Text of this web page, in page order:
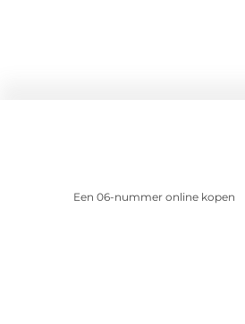
Een 06-nummer online kopen